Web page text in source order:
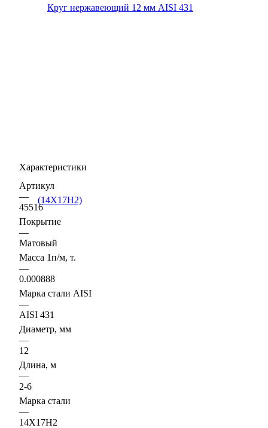
Характеристики
Артикул
—
45516
Покрытие
—
Матовый
Масса 1п/м, т.
—
0.000888
Марка стали AISI
—
AISI 431
Диаметр, мм
—
12
Длина, м
—
2-6
Марка стали
—
14Х17Н2